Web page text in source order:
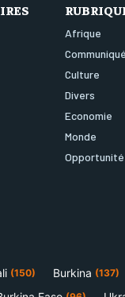
Afrique
Communiqué
Culture
Divers
Economie
Monde
Opportunité
(150) Burkina (137)